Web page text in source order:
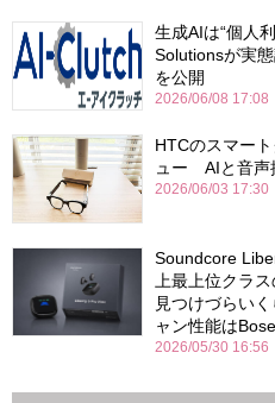
生成AIは“個人
Solutionsが実
を公開
2026/06/08 17:08
HTCのスマー
ュー AIと音声
2026/06/03 17:30
Soundcore
上最上位クラ
見つけづらい
ャン性能は
2026/05/30 16:56